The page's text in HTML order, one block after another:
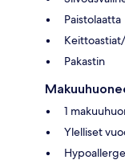
Paistolaatta
Pakastin
1
Ylelliset